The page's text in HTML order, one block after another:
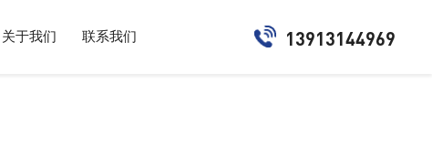
关于我们 联系我们 13913144969